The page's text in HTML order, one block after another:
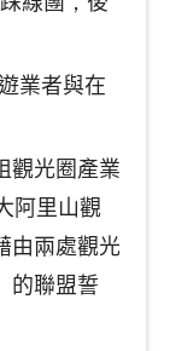
業者與在
觀光圈產業
阿里山觀
由兩處觀光
的聯盟誓